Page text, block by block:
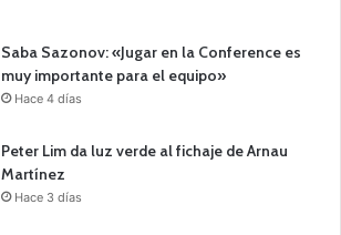
Saba Sazonov: «Jugar en la Conference es
muy importante para el equipo»
Hace 4 días
Peter Lim da luz verde al fichaje de Arnau
Martínez
Hace 3 días